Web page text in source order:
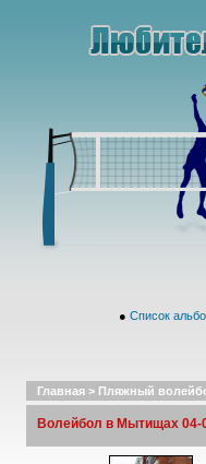
● Список
Главная > Пляжный
Волейбол в Мытищах 04-